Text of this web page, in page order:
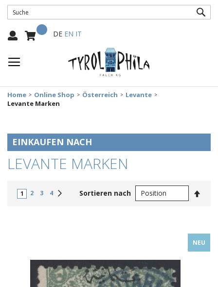
Mein Warenkorb
Select
DE EN IT
Home Online Shop Österreich
Levante
Levante Marken
LEVANTE MARKEN
1 2 3 4 WeiterSortieren nach
NEU
EINKAUFEN NACH